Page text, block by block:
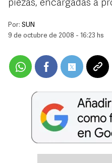
piezas, encargadas a
Por: SUN
9 de octubre de 2008 - 16:23 hs